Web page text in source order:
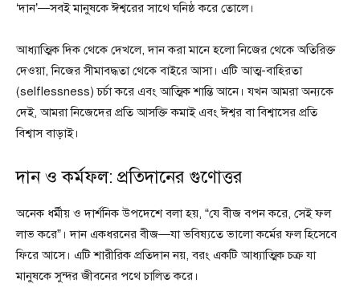
‘দান’—সবই মানুষকে ঈশ্বরের সাথে ঘনিষ্ঠ করে তোলে।
আধ্যাত্মিক দিক থেকে দেখলে, দান করা মানে হলো নিজের থেকে অতিরিক্ত
দেওয়া, নিজের সীমাবদ্ধতা থেকে বাইরে আসা। এটি আত্ম-বাহিরতা
(selflessness) চর্চা করে এবং আত্মিক শান্তি আনে। যখন আমরা অন্যকে
দেই, আমরা নিজেদের প্রতি আসক্তি কমাই এবং ঈশ্বর বা বিশ্বাসের প্রতি
বিশ্বাস বাড়াই।
দান ও কর্মফল: প্রতিদানের গুণোত্তর
অনেক ধর্মীয় ও দার্শনিক উপদেশে বলা হয়, “যে বীজ বপন করে, সেই ফল
লাভ করে”। দান একধরনের বীজ—যা ভবিষ্যতে ভালো কর্মের ফল হিসেবে
ফিরে আসে। এটি শারীরিক প্রতিদান নয়, বরং একটি আধ্যাত্মিক চক্র যা
মানুষকে সুন্দর জীবনের পথে চালিত করে।